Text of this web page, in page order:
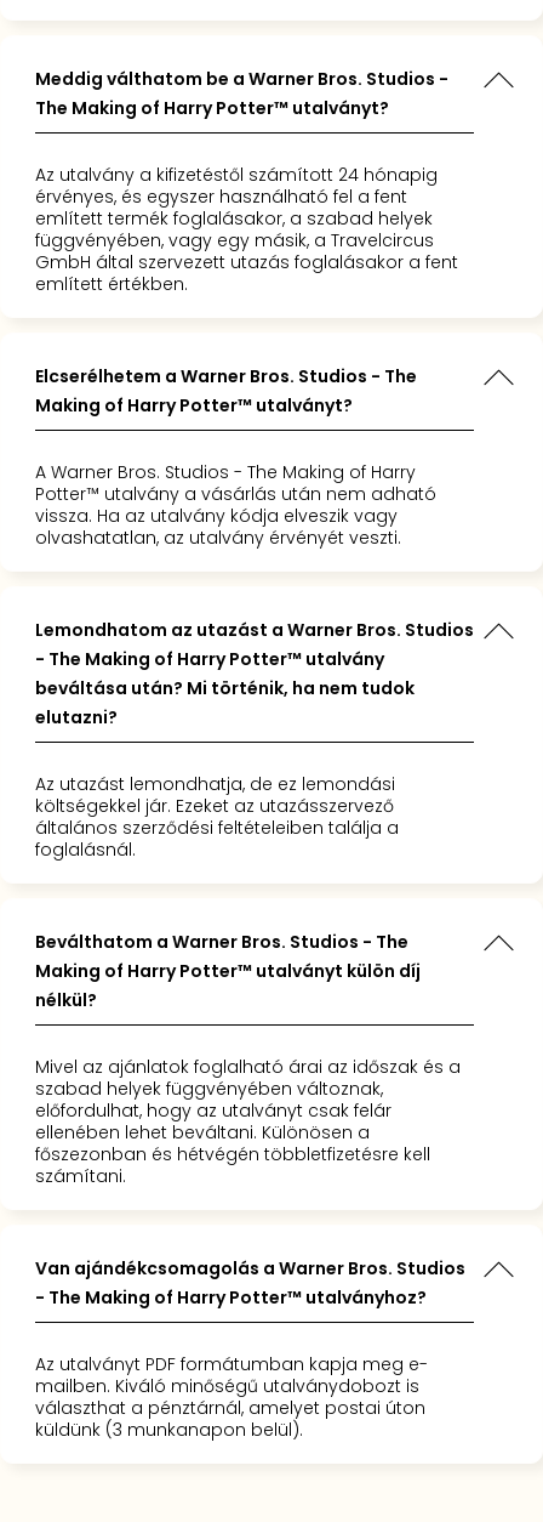
Meddig válthatom be a Warner Bros. Studios -
The Making of Harry Potter™ utalványt?
Az utalvány a kifizetéstől számított 24 hónapig
érvényes, és egyszer használható fel a fent
említett termék foglalásakor, a szabad helyek
függvényében, vagy egy másik, a Travelcircus
GmbH által szervezett utazás foglalásakor a fent
említett értékben.
Elcserélhetem a Warner Bros. Studios - The
Making of Harry Potter™ utalványt?
A Warner Bros. Studios - The Making of Harry
Potter™ utalvány a vásárlás után nem adható
vissza. Ha az utalvány kódja elveszik vagy
olvashatatlan, az utalvány érvényét veszti.
Lemondhatom az utazást a Warner Bros. Studios
- The Making of Harry Potter™ utalvány
beváltása után? Mi történik, ha nem tudok
elutazni?
Az utazást lemondhatja, de ez lemondási
költségekkel jár. Ezeket az utazásszervező
általános szerződési feltételeiben találja a
foglalásnál.
Beválthatom a Warner Bros. Studios - The
Making of Harry Potter™ utalványt külön díj
nélkül?
Mivel az ajánlatok foglalható árai az időszak és a
szabad helyek függvényében változnak,
előfordulhat, hogy az utalványt csak felár
ellenében lehet beváltani. Különösen a
főszezonban és hétvégén többletfizetésre kell
számítani.
Van ajándékcsomagolás a Warner Bros. Studios
- The Making of Harry Potter™ utalványhoz?
Az utalványt PDF formátumban kapja meg e-
mailben. Kiváló minőségű utalványdobozt is
választhat a pénztárnál, amelyet postai úton
küldünk (3 munkanapon belül).